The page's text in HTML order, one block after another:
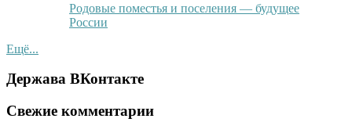
Родовые поместья и поселения — будущее
России
Ещё...
Держава ВКонтакте
Свежие комментарии